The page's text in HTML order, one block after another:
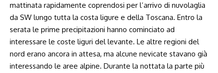
mattinata rapidamente coprendosi per l’arrivo di nuvolaglia
da SW lungo tutta la costa ligure e della Toscana. Entro la
serata le prime precipitazioni hanno cominciato ad
interessare le coste liguri del levante. Le altre regioni del
nord erano ancora in attesa, ma alcune nevicate stavano già
interessando le aree alpine. Durante la nottata la parte più